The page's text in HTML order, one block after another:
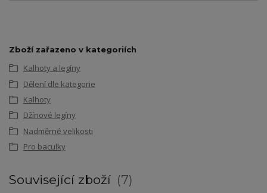
Zboží zařazeno v kategoriích
Kalhoty a legíny
Dělení dle kategorie
Kalhoty
Džínové legíny
Nadměrné velikosti
Pro baculky
Související zboží 7